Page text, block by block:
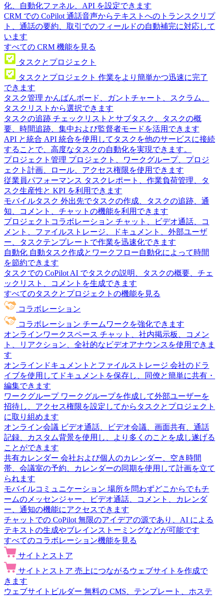
化、自動化ファネル、API を設定できます
CRM での CoPilot 通話音声からテキストへのトランスクリプ
ト、通話の要約、取引でのフィールドの自動補完に対応して
います
すべての CRM 機能を見る
タスクとプロジェクト
タスクとプロジェクト 作業をより簡単かつ迅速に完了
できます
タスク管理 かんばんボード、ガントチャート、スクラム、
タスクリストから選択できます
タスクの追跡 チェックリストとサブタスク、タスクの概
要、時間追跡、集中および監督者モードを活用できます
API と統合 API 統合を使用してタスクを他のサービスに接続
することで、高度なタスクの自動化を実現できます。
プロジェクト管理 プロジェクト、ワークグループ、プロジ
ェクト計画、ロール、アクセス権限を使用できます
従業員パフォーマンス タスクレポート、作業負荷管理、タ
スク生産性と KPI を利用できます
モバイルタスク 外出先でタスクの作成、タスクの追跡、通
知、コメント、チャットの機能を利用できます
プロジェクトコラボレーション チャット、ビデオ通話、コ
メント、ファイルストレージ、ドキュメント、外部ユーザ
ー、タスクテンプレートで作業を迅速化できます
自動化 自動タスク作成とワークフロー自動化によって時間
を節約できます
タスクでの CoPilot AI でタスクの説明、タスクの概要、チェ
ックリスト、コメントを生成できます
すべてのタスクとプロジェクトの機能を見る
コラボレーション
コラボレーション チームワークを強化できます
オンラインワークスペース チャット、社内掲示板、コメン
ト、リアクション、全社的なビデオアナウンスを使用できま
す
オンラインドキュメントとファイルストレージ 会社のドラ
イブを使用してドキュメントを保存し、同僚と簡単に共有・
編集できます
ワークグループ ワークグループを作成して外部ユーザーを
招待し、アクセス権限を設定してからタスクとプロジェクト
に取り組めます
オンライン会議 ビデオ通話、ビデオ会議、画面共有、通話
記録、カスタム背景を使用し、より多くのことを成し遂げる
ことができます
共有カレンダー 会社および個人のカレンダー、空き時間
帯、会議室の予約、カレンダーの同期を使用して計画を立て
られます
モバイルコミュニケーション 場所を問わずどこからでもチ
ームのメッセンジャー、ビデオ通話、コメント、カレンダ
ー、通知の機能にアクセスできます
チャットでの CoPilot 無限のアイデアの源であり、AI による
テキストの生成やブレインストーミングなどが可能です
すべてのコラボレーション機能を見る
サイトとストア
サイトとストア 売上につながるウェブサイトを作成で
きます
ウェブサイトビルダー 無料の CMS、テンプレート、ホステ